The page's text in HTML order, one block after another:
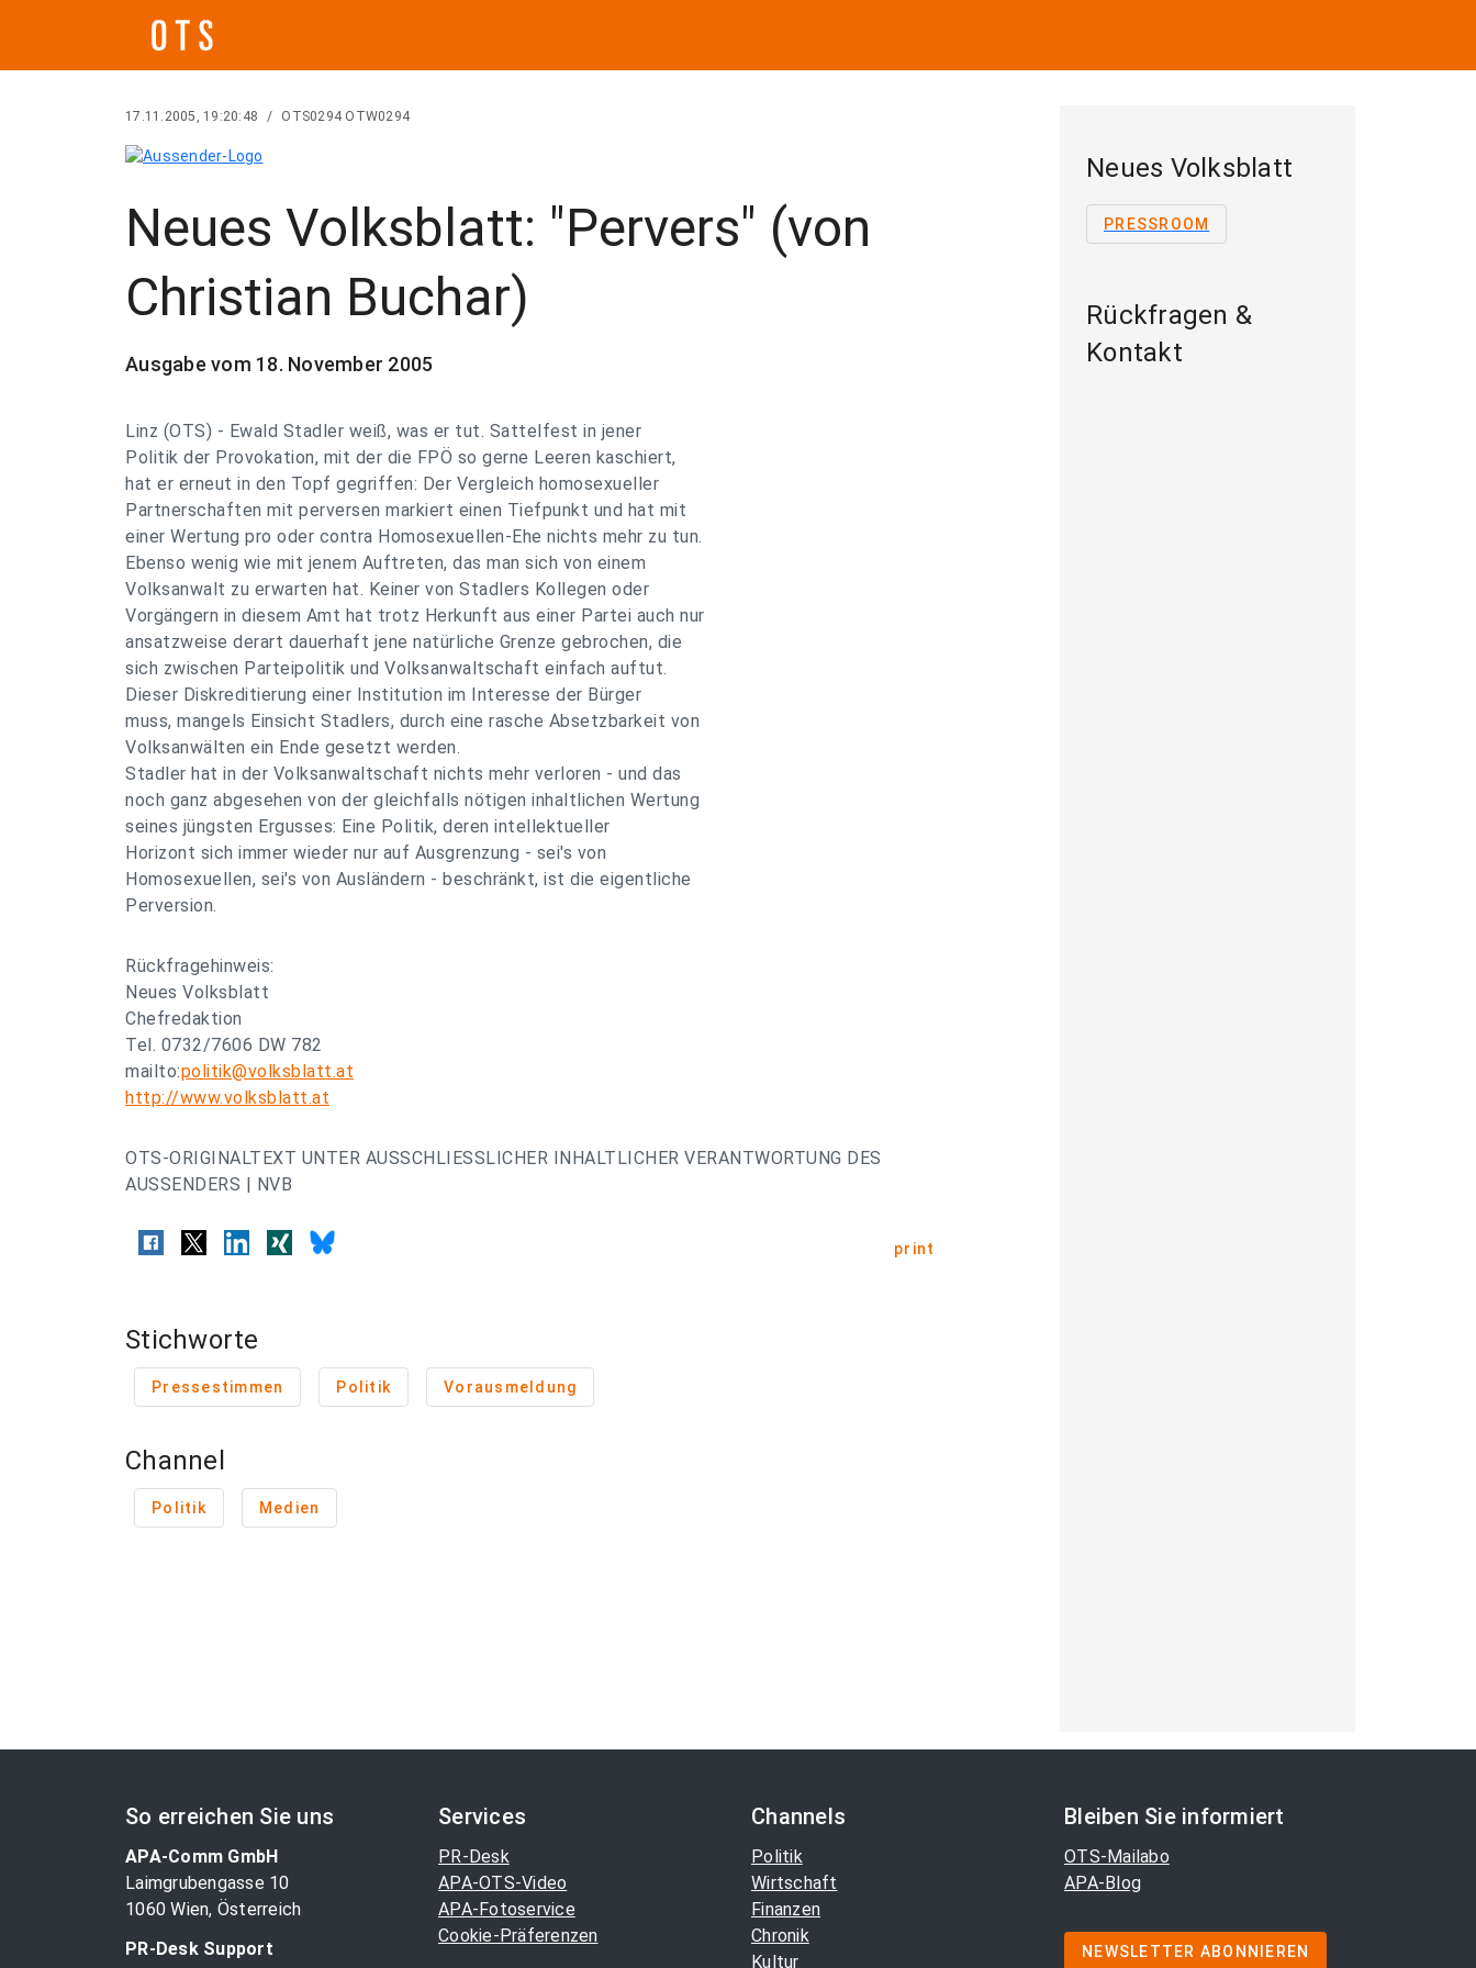
17.11.2005, 19:20:48 / OTS0294 OTW0294
Neues Volksblatt: "Pervers" (von
Christian Buchar)
Ausgabe vom 18. November 2005
Linz (OTS) - Ewald Stadler weiß, was er tut. Sattelfest in jener
Politik der Provokation, mit der die FPÖ so gerne Leeren kaschiert,
hat er erneut in den Topf gegriffen: Der Vergleich homosexueller
Partnerschaften mit perversen markiert einen Tiefpunkt und hat mit
einer Wertung pro oder contra Homosexuellen-Ehe nichts mehr zu tun.
Ebenso wenig wie mit jenem Auftreten, das man sich von einem
Volksanwalt zu erwarten hat. Keiner von Stadlers Kollegen oder
Vorgängern in diesem Amt hat trotz Herkunft aus einer Partei auch nur
ansatzweise derart dauerhaft jene natürliche Grenze gebrochen, die
sich zwischen Parteipolitik und Volksanwaltschaft einfach auftut.
Dieser Diskreditierung einer Institution im Interesse der Bürger
muss, mangels Einsicht Stadlers, durch eine rasche Absetzbarkeit von
Volksanwälten ein Ende gesetzt werden.
Stadler hat in der Volksanwaltschaft nichts mehr verloren - und das
noch ganz abgesehen von der gleichfalls nötigen inhaltlichen Wertung
seines jüngsten Ergusses: Eine Politik, deren intellektueller
Horizont sich immer wieder nur auf Ausgrenzung - sei's von
Homosexuellen, sei's von Ausländern - beschränkt, ist die eigentliche
Perversion.
Rückfragehinweis:
Neues Volksblatt
Chefredaktion
Tel. 0732/7606 DW 782
mailto:politik@volksblatt.at
http://www.volksblatt.at
OTS-ORIGINALTEXT UNTER AUSSCHLIESSLICHER INHALTLICHER VERANTWORTUNG DES
AUSSENDERS | NVB
print
Stichworte
Pressestimmen Politik Vorausmeldung
Channel
Politik Medien
Neues Volksblatt
PRESSROOM
Rückfragen &
Kontakt
So erreichen Sie uns
APA-Comm GmbH
Laimgrubengasse 10
1060 Wien, Österreich
PR-Desk Support
Services
PR-Desk
APA-OTS-Video
APA-Fotoservice
Cookie-Präferenzen
Channels
Politik
Wirtschaft
Finanzen
Chronik
Kultur
Bleiben Sie informiert
OTS-Mailabo
APA-Blog
NEWSLETTER ABONNIEREN